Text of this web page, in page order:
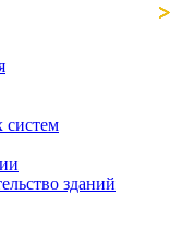
систем
зданий